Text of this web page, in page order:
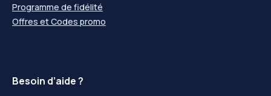
Programme de fidélité
Offres et Codes promo
Besoin d’aide ?